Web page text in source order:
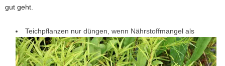
gut geht.
Teichpflanzen nur düngen, wenn Nährstoffmangel als